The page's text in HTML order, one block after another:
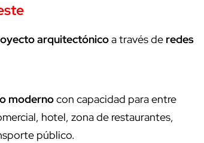
arquitectónicoa través de redes
modernocon capacidad para entre
hotel, zona de restaurantes,
público.